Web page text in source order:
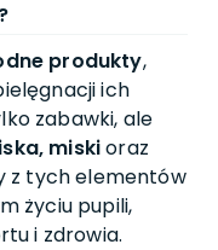
produkty,
ich
zabawki, ale
miskioraz
z tych elementów
życiu pupili,
i zdrowia.